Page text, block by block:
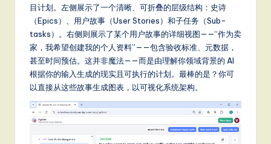
L
目计划。左侧展示了一个清晰、可折叠的层级结构：史诗
（Epics）、用户故事（User Stories）和子任务（Sub-
tasks）。右侧则展示了某个用户故事的详细视图——“作为卖
家，我希望创建我的个人资料”——包含验收标准、元数据，
甚至时间预估。这并非魔法——而是由理解你领域背景的 AI
根据你的输入生成的现实且可执行的计划。最棒的是？你可
以直接从这些故事生成图表，以可视化系统架构。